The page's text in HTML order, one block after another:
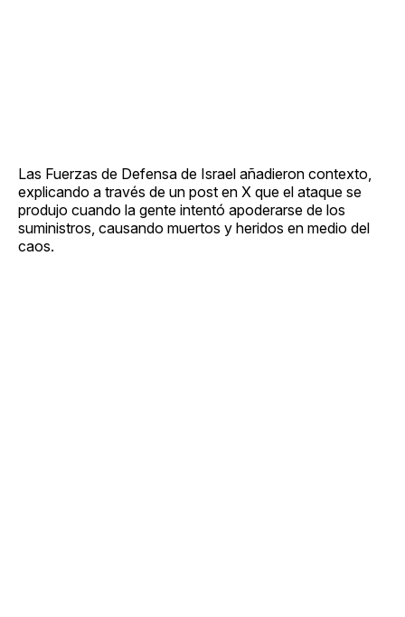
Las Fuerzas de Defensa de Israel añadieron contexto,
explicando a través de un post en X que el ataque se
produjo cuando la gente intentó apoderarse de los
suministros, causando muertos y heridos en medio del
caos.